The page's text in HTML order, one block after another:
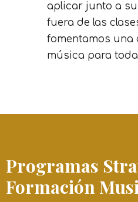
aplicar junto a
fuera de las
fomentamos una
música para
Programas
Formación